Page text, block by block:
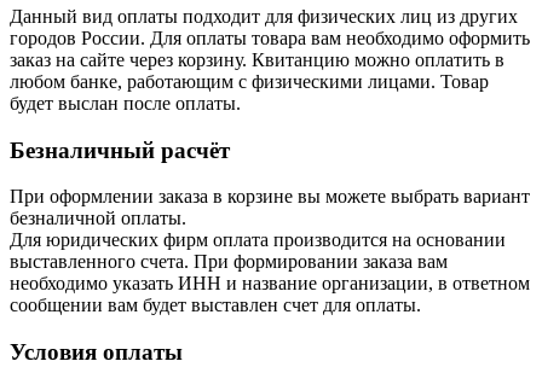
Данный вид оплаты подходит для физических лиц из других
городов России. Для оплаты товара вам необходимо оформить
заказ на сайте через корзину. Квитанцию можно оплатить в
любом банке, работающим с физическими лицами. Товар
будет выслан после оплаты.
Безналичный расчёт
При оформлении заказа в корзине вы можете выбрать вариант
безналичной оплаты.
Для юридических фирм оплата производится на основании
выставленного счета. При формировании заказа вам
необходимо указать ИНН и название организации, в ответном
сообщении вам будет выставлен счет для оплаты.
Условия оплаты